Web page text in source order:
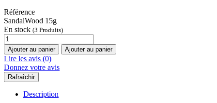
Référence
SandalWood 15g
En stock (3 Produits)
Ajouter au panier Ajouter au panier
Lire les avis (0)
Donnez votre avis
Description